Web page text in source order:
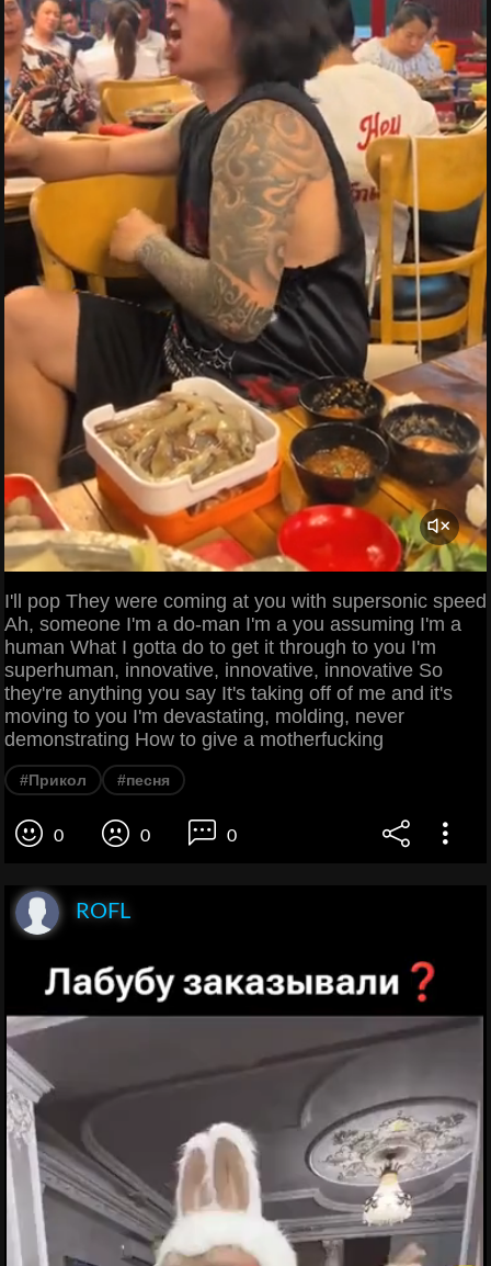
I'll pop They were coming at you with supersonic speed
Ah, someone I'm a do-man I'm a you assuming I'm a
human What I gotta do to get it through to you I'm
superhuman, innovative, innovative, innovative So
they're anything you say It's taking off of me and it's
moving to you I'm devastating, molding, never
demonstrating How to give a motherfucking
#Прикол #песня
0 0 0
ROFL